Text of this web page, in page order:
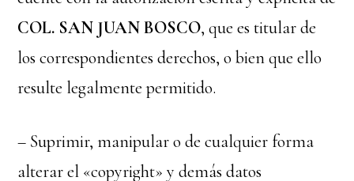
COL. SAN JUAN BOSCO, que es titular de
los correspondientes derechos, o bien que ello
resulte legalmente permitido.
– Suprimir, manipular o de cualquier forma
alterar el «copyright» y demás datos